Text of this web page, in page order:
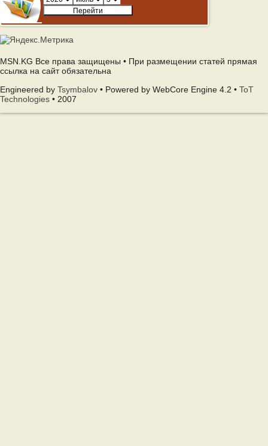
MSN.KG Все права защищены • При размещении статей прямая
ссылка на сайт обязательна
Engineered by Tsymbalov • Powered by WebCore Engine 4.2 • ToT
Technologies • 2007